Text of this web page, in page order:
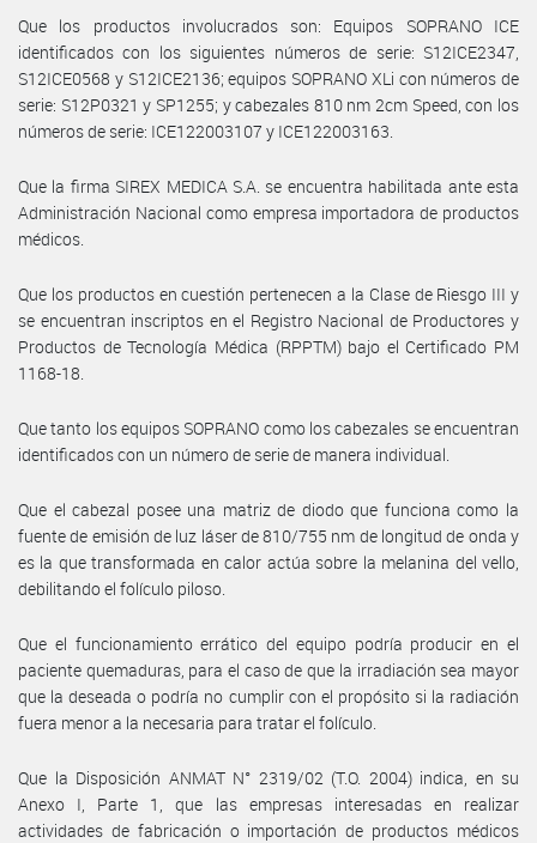
Que los productos involucrados son: Equipos SOPRANO ICE
identificados con los siguientes números de serie: S12ICE2347,
S12ICE0568 y S12ICE2136; equipos SOPRANO XLi con números de
serie: S12P0321 y SP1255; y cabezales 810 nm 2cm Speed, con los
números de serie: ICE122003107 y ICE122003163.
Que la firma SIREX MEDICA S.A. se encuentra habilitada ante esta
Administración Nacional como empresa importadora de productos
médicos.
Que los productos en cuestión pertenecen a la Clase de Riesgo III y
se encuentran inscriptos en el Registro Nacional de Productores y
Productos de Tecnología Médica (RPPTM) bajo el Certificado PM
1168-18.
Que tanto los equipos SOPRANO como los cabezales se encuentran
identificados con un número de serie de manera individual.
Que el cabezal posee una matriz de diodo que funciona como la
fuente de emisión de luz láser de 810/755 nm de longitud de onda y
es la que transformada en calor actúa sobre la melanina del vello,
debilitando el folículo piloso.
Que el funcionamiento errático del equipo podría producir en el
paciente quemaduras, para el caso de que la irradiación sea mayor
que la deseada o podría no cumplir con el propósito si la radiación
fuera menor a la necesaria para tratar el folículo.
Que la Disposición ANMAT N° 2319/02 (T.O. 2004) indica, en su
Anexo I, Parte 1, que las empresas interesadas en realizar
actividades de fabricación o importación de productos médicos